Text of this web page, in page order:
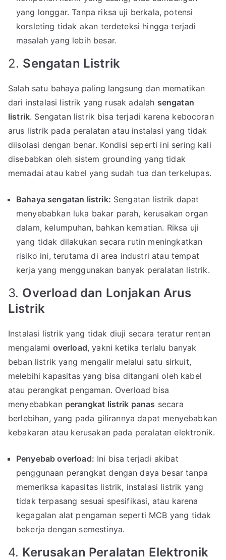
yang longgar. Tanpa riksa uji berkala, potensi
korsleting tidak akan terdeteksi hingga terjadi
masalah yang lebih besar.
2. Sengatan Listrik
Salah satu bahaya paling langsung dan mematikan
dari instalasi listrik yang rusak adalah sengatan
listrik. Sengatan listrik bisa terjadi karena kebocoran
arus listrik pada peralatan atau instalasi yang tidak
diisolasi dengan benar. Kondisi seperti ini sering kali
disebabkan oleh sistem grounding yang tidak
memadai atau kabel yang sudah tua dan terkelupas.
Bahaya sengatan listrik: Sengatan listrik dapat
menyebabkan luka bakar parah, kerusakan organ
dalam, kelumpuhan, bahkan kematian. Riksa uji
yang tidak dilakukan secara rutin meningkatkan
risiko ini, terutama di area industri atau tempat
kerja yang menggunakan banyak peralatan listrik.
3. Overload dan Lonjakan Arus
Listrik
Instalasi listrik yang tidak diuji secara teratur rentan
mengalami overload, yakni ketika terlalu banyak
beban listrik yang mengalir melalui satu sirkuit,
melebihi kapasitas yang bisa ditangani oleh kabel
atau perangkat pengaman. Overload bisa
menyebabkan perangkat listrik panas secara
berlebihan, yang pada gilirannya dapat menyebabkan
kebakaran atau kerusakan pada peralatan elektronik.
Penyebab overload: Ini bisa terjadi akibat
penggunaan perangkat dengan daya besar tanpa
memeriksa kapasitas listrik, instalasi listrik yang
tidak terpasang sesuai spesifikasi, atau karena
kegagalan alat pengaman seperti MCB yang tidak
bekerja dengan semestinya.
4. Kerusakan Peralatan Elektronik